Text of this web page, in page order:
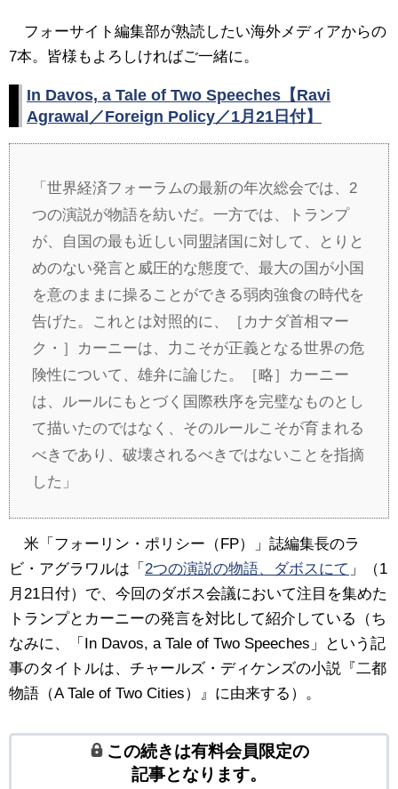
フォーサイト編集部が熟読したい海外メディアからの
7本。皆様もよろしければご一緒に。
In Davos, a Tale of Two Speeches【Ravi
Agrawal／Foreign Policy／1月21日付】
「世界経済フォーラムの最新の年次総会では、2
つの演説が物語を紡いだ。一方では、トランプ
が、自国の最も近しい同盟諸国に対して、とりと
めのない発言と威圧的な態度で、最大の国が小国
を意のままに操ることができる弱肉強食の時代を
告げた。これとは対照的に、［カナダ首相マー
ク・］カーニーは、力こそが正義となる世界の危
険性について、雄弁に論じた。［略］カーニー
は、ルールにもとづく国際秩序を完璧なものとし
て描いたのではなく、そのルールこそが育まれる
べきであり、破壊されるべきではないことを指摘
した」
米「フォーリン・ポリシー（FP）」誌編集長のラ
ビ・アグラワルは「 2つの演説の物語、ダボスにて 」（1
月21日付）で、今回のダボス会議において注目を集めた
トランプとカーニーの発言を対比して紹介している（ち
なみに、「In Davos, a Tale of Two Speeches」という記
事のタイトルは、チャールズ・ディケンズの小説『二都
物語（A Tale of Two Cities）』に由来する）。
この続きは有料会員限定の
記事となります。